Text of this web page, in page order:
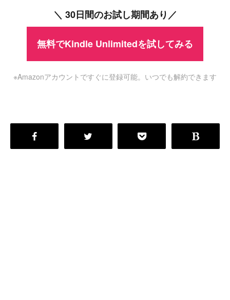
＼ 30日間のお試し期間あり／
無料でKindle Unlimitedを試してみる
※Amazonアカウントですぐに登録可能。いつでも解約できます